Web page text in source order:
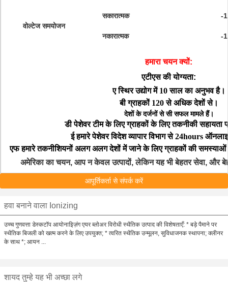
वोल्टेज समयोजन
सकारात्मक -
नकारात्मक -
हमारा चयन क्यों:
एटीएस की योग्यता:
ए स्थिर उद्योग में 10 साल का अनुभव है।
बी ग्राहकों 120 से अधिक देशों से।
देशों के दर्जनों से सी सफल मामले हैं।
डी पेशेवर टीम के लिए ग्राहकों के लिए तकनीकी सहायता
ई हमारे पेशेवर विदेश व्यापार विभाग से 24hours
एफ हमारे तकनीशियनों अलग अलग देशों में जाने के लिए ग्राहकों की
अमेरिका का चयन, आप न केवल उत्पादों, लेकिन यह भी बेहतर सेवा, और
आपूर्तिकर्ता से संपर्क करें
हवा बनाने वाला Ionizing
उच्च गुणवत्ता डेस्कटॉप आयोनाइिज़ंग एयर ब्लोअर विरोधी स्थैतिक उत्पाद की विशेषताएँ: * बड़े पैमाने पर
स्थैतिक बिजली को खत्म करने के लिए उपयुक्त; * त्वरित स्थैतिक उन्मूलन, सुविधाजनक स्थापना; क्लीनर
के साथ *; आयन ...
शायद तुम्हे यह भी अच्छा लगे